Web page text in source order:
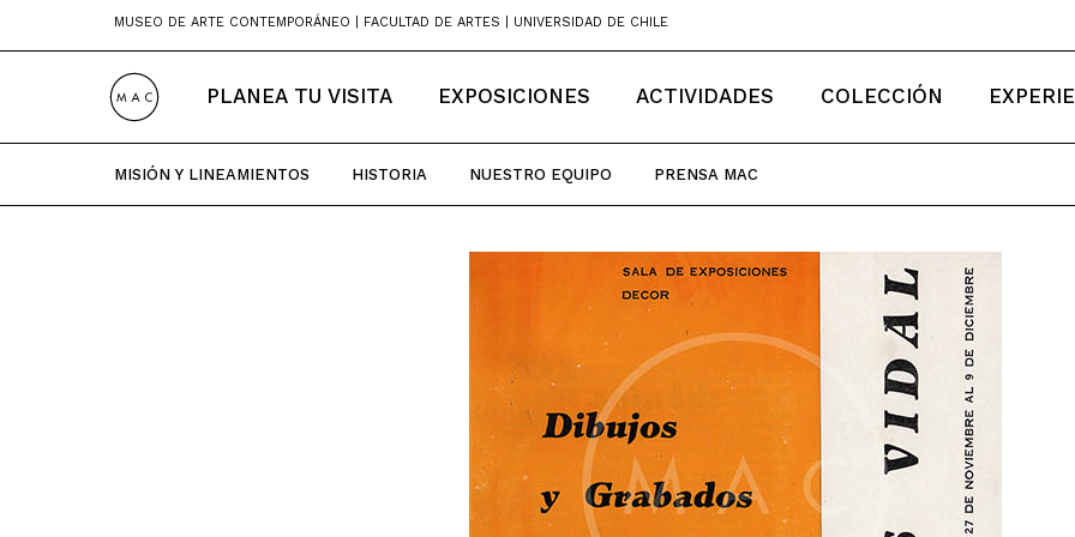
MUSEO DE ARTE CONTEMPORÁNEO | FACULTAD DE ARTES | UNIVERSIDAD DE CHILE
PLANEA TU VISITA EXPOSICIONES ACTIVIDADES COLECCIÓN
MISIÓN Y LINEAMIENTOS HISTORIA NUESTRO EQUIPO PRENSA MAC